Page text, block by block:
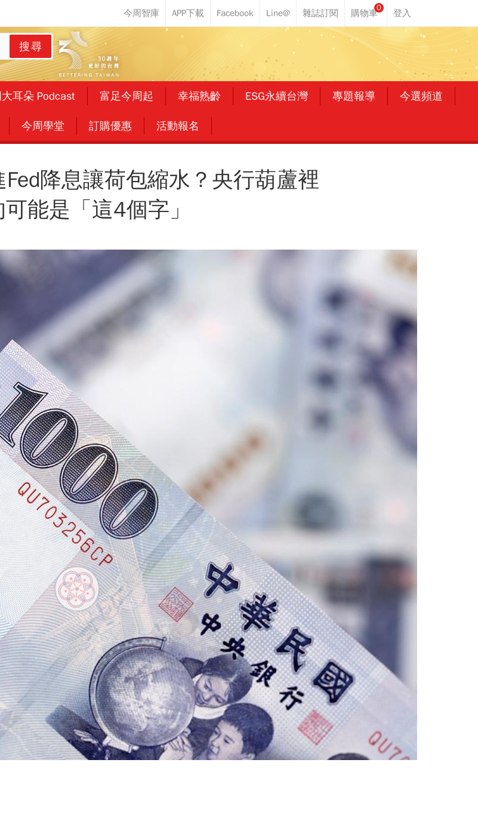
0
搜尋
耳朵 Podcast 富足今周起 幸福熟齡 ESG永續台灣 專題報導 今選頻道
今周學堂 訂購優惠 活動報名
降息讓荷包縮水？央行葫蘆裡
能是「這4個字」